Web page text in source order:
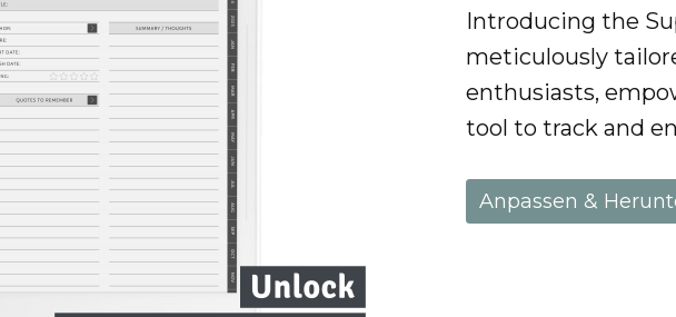
Introducing the
meticulously
enthusiasts,
tool to track and
Anpassen &